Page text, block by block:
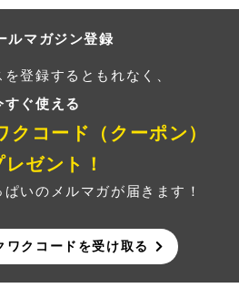
ルマガジン登録
を登録するともれなく、
すぐ使える
コード（クーポン）
レゼント！
いのメルマガが届きます！
ワクコードを受け取る